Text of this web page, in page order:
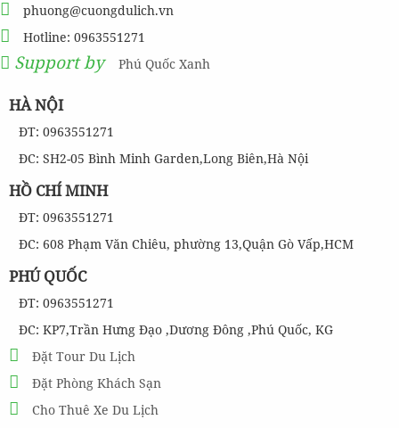
phuong@cuongdulich.vn
Hotline: 0963551271
Support by Phú Quốc Xanh
HÀ NỘI
ĐT: 0963551271
ĐC: SH2-05 Bình Minh Garden,Long Biên,Hà Nội
HỒ CHÍ MINH
ĐT: 0963551271
ĐC: 608 Phạm Văn Chiêu, phường 13,Quận Gò Vấp,HCM
PHÚ QUỐC
ĐT: 0963551271
ĐC: KP7,Trần Hưng Đạo ,Dương Đông ,Phú Quốc, KG
Đặt Tour Du Lịch
Đặt Phòng Khách Sạn
Cho Thuê Xe Du Lịch